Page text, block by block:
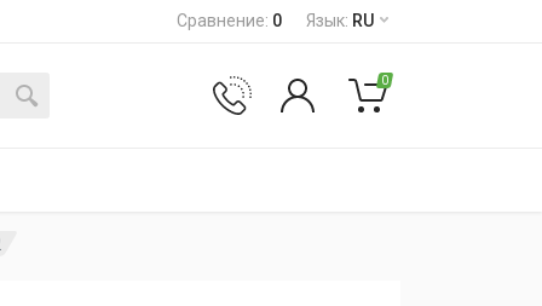
Сравнение: 0 Язык: RU
0